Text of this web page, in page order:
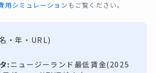
用シミュレーション もご覧ください。
・年・URL)
: ニュージーランド最低賃金(2025